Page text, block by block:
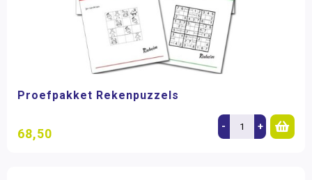
Proefpakket Rekenpuzzels
68,50 - +